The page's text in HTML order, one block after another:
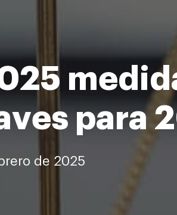
para
de 2025